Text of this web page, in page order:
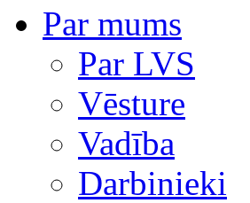
Par mums
Par LVS
Vēsture
Vadība
Darbinieki